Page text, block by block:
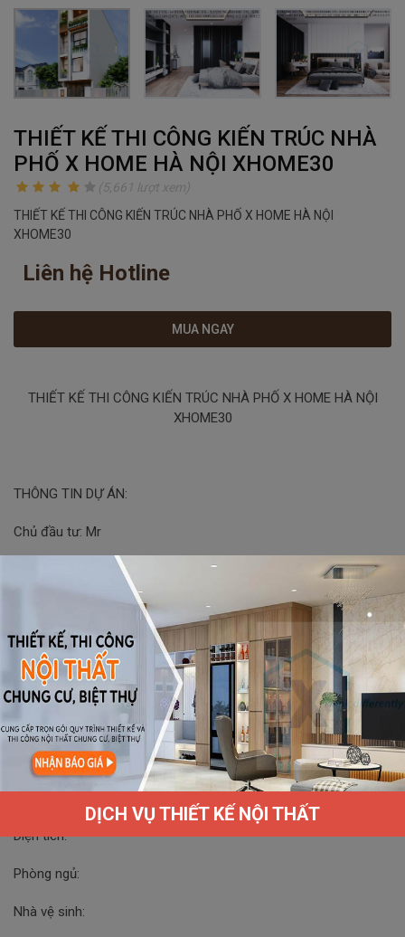
THIẾT KẾ THI CÔNG KIẾN TRÚC NHÀ
PHỐ X HOME HÀ NỘI XHOME30
(5,661 lượt xem)
THIẾT KẾ THI CÔNG KIẾN TRÚC NHÀ PHỐ X HOME HÀ NỘI
XHOME30
Liên hệ Hotline
MUA NGAY
THIẾT KẾ THI CÔNG KIẾN TRÚC NHÀ PHỐ X HOME HÀ NỘI
XHOME30
THÔNG TIN DỰ ÁN:
Chủ đầu tư: Mr
Thi công: Chủ thầu X HOME
Hạng mục: Thiết kế thi công nhà phố
Địa điểm: Hà Nội
Giá trị hợp đồng:
Diện tích:
Phòng ngủ:
Nhà vệ sinh:
DỊCH VỤ THIẾT KẾ NỘI THẤT